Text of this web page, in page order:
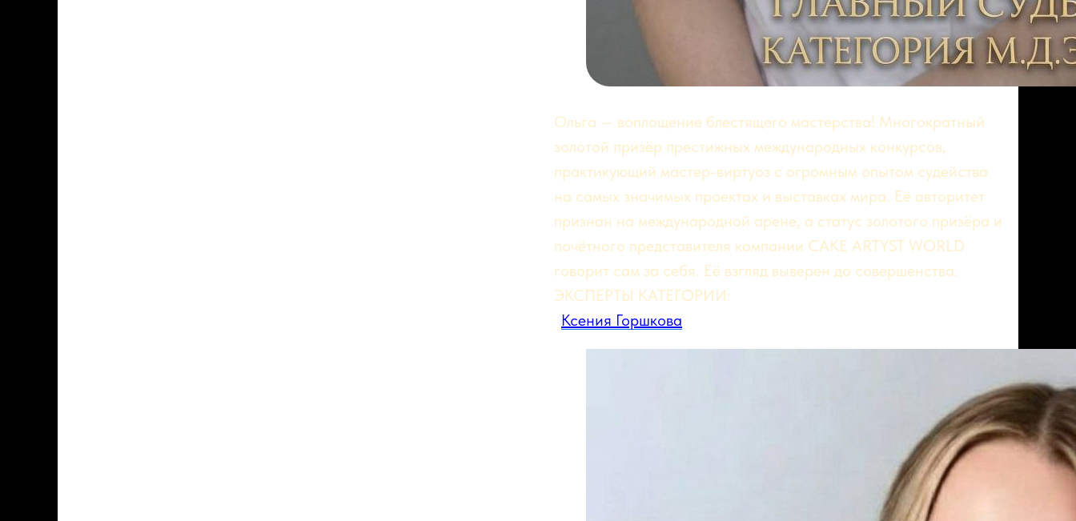
Ольга — воплощение блестящего мастерства! Многократный
золотой призёр престижных международных конкурсов,
практикующий мастер-виртуоз с огромным опытом судейства
на самых значимых проектах и выставках мира. Её авторитет
признан на международной арене, а статус золотого призёра и
почётного представителя компании CAKE ARTYST WORLD
говорит сам за себя. Её взгляд выверен до совершенства.
ЭКСПЕРТЫ КАТЕГОРИИ:
· Ксения Горшкова